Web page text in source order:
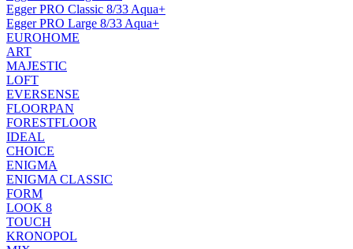
Egger PRO Classic 8/33 Aqua+
Egger PRO Large 8/33 Aqua+
EUROHOME
ART
MAJESTIC
LOFT
EVERSENSE
FLOORPAN
FORESTFLOOR
IDEAL
CHOICE
ENIGMA
ENIGMA CLASSIC
FORM
LOOK 8
TOUCH
KRONOPOL